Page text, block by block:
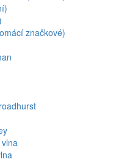
značkové)